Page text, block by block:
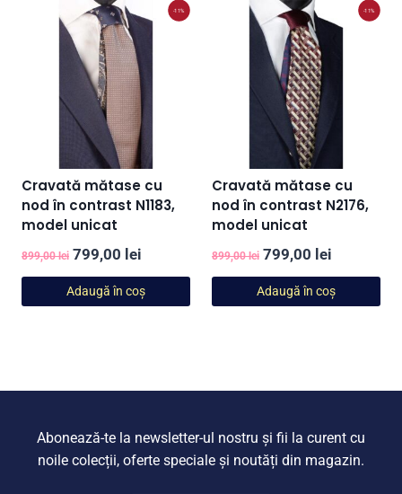
899,00 lei.
899,00 lei.
-11%
Cravată mătase cu
nod în contrast N1183,
model unicat
899,00lei Prețul
inițial
a
799,00 lei
curent
este:
Adaugă în coș
-11%
Cravată mătase cu
nod în contrast N2176,
model unicat
899,00lei Prețul
inițial
a
799,00 lei
curent
este:
Adaugă în coș
Abonează-te la newsletter-ul nostru și fii la curent cu
noile colecții, oferte speciale și noutăți din magazin.